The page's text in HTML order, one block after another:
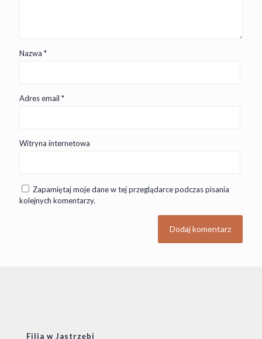
Nazwa *
Adres email *
Witryna internetowa
Zapamiętaj moje dane w tej przeglądarce podczas pisania
kolejnych komentarzy.
Filia w Jastrzębi